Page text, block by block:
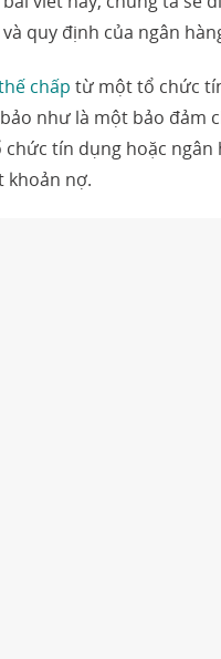
quy định của ngân
chấp từ một tổ chức
như là một bảo đảm
chức tín dụng hoặc
khoản nợ.